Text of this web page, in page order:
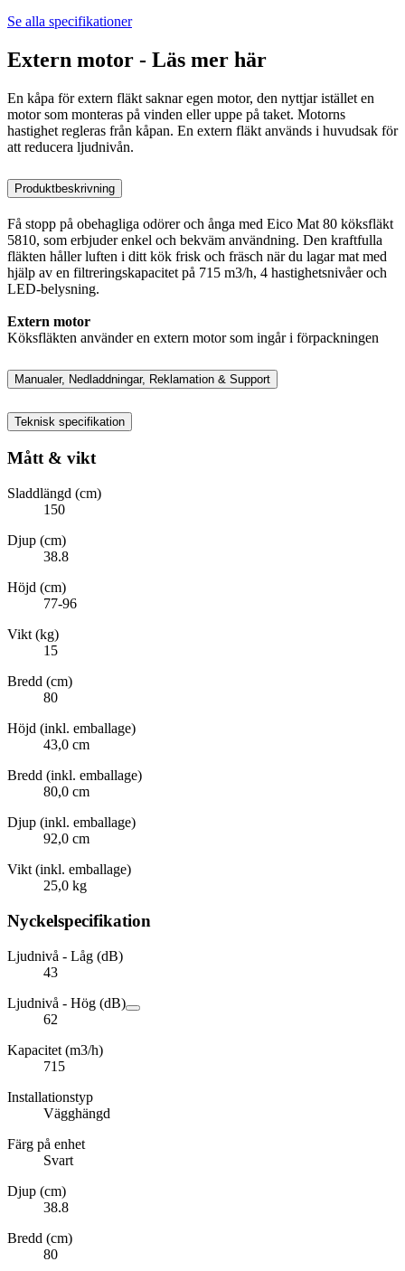
Se alla specifikationer
Extern motor - Läs mer här
En kåpa för extern fläkt saknar egen motor, den nyttjar istället en
motor som monteras på vinden eller uppe på taket. Motorns
hastighet regleras från kåpan. En extern fläkt används i huvudsak för
att reducera ljudnivån.
Produktbeskrivning
Få stopp på obehagliga odörer och ånga med Eico Mat 80 köksfläkt
5810, som erbjuder enkel och bekväm användning. Den kraftfulla
fläkten håller luften i ditt kök frisk och fräsch när du lagar mat med
hjälp av en filtreringskapacitet på 715 m3/h, 4 hastighetsnivåer och
LED-belysning.
Extern motor
Köksfläkten använder en extern motor som ingår i förpackningen
Manualer, Nedladdningar, Reklamation & Support
Teknisk specifikation
Mått & vikt
Sladdlängd (cm)
150
Djup (cm)
38.8
Höjd (cm)
77-96
Vikt (kg)
15
Bredd (cm)
80
Höjd (inkl. emballage)
43,0 cm
Bredd (inkl. emballage)
80,0 cm
Djup (inkl. emballage)
92,0 cm
Vikt (inkl. emballage)
25,0 kg
Nyckelspecifikation
Ljudnivå - Låg (dB)
43
Ljudnivå - Hög (dB)
62
Kapacitet (m3/h)
715
Installationstyp
Vägghängd
Färg på enhet
Svart
Djup (cm)
38.8
Bredd (cm)
80